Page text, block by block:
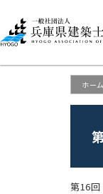
ホーム
第16